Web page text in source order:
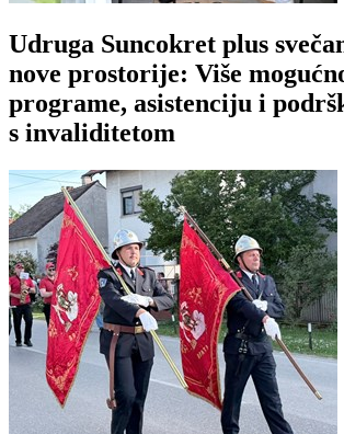
Udruga Suncokret plus
nove prostorije: Više
programe, asistenciju i
s invaliditetom